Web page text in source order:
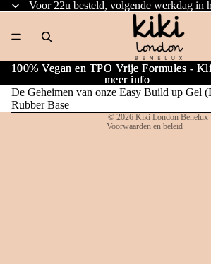
Voor 22u besteld, volgende werkdag in
100% Vegan en TPO Vrije Formules -
meer info
100% Vegan en TPO Vrije Formules -
meer info
De Geheimen van onze Easy Build up Gel
Rubber Base
© 2026 Kiki London Benelux
Voorwaarden en beleid
Terugbetalingsbeleid
Algemene voorwaarden
Verzendbeleid
Wettelijke kennisgeving
Contactgegevens